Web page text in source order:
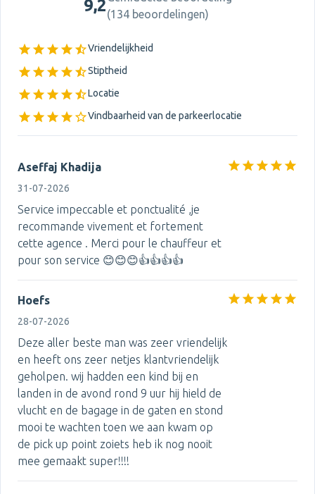
9,2(134 beoordelingen)
Vriendelijkheid
Stiptheid
Locatie
Vindbaarheid van de parkeerlocatie
‏Aseffaj Khadija
31-07-2026
Service impeccable et ponctualité ,je
recommande vivement et fortement
cette agence . Merci pour le chauffeur et
pour son service 😊😊😊👍👍👍👍
Hoefs
28-07-2026
Deze aller beste man was zeer vriendelijk
en heeft ons zeer netjes klantvriendelijk
geholpen. wij hadden een kind bij en
landen in de avond rond 9 uur hij hield de
vlucht en de bagage in de gaten en stond
mooi te wachten toen we aan kwam op
de pick up point zoiets heb ik nog nooit
mee gemaakt super!!!!